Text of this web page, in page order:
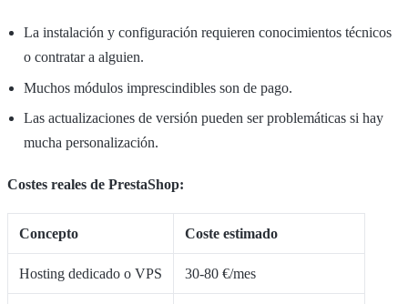
La instalación y configuración requieren conocimientos técnicos
o contratar a alguien.
Muchos módulos imprescindibles son de pago.
Las actualizaciones de versión pueden ser problemáticas si hay
mucha personalización.
Costes reales de PrestaShop:
Concepto Coste estimado
Hosting dedicado o VPS 30-80 €/mes